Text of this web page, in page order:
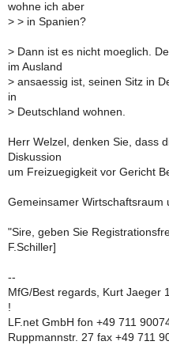
wohne ich aber
> > in Spanien?
> Dann ist es nicht moeglich.
im Ausland
> ansaessig ist, seinen Sitz in
in
> Deutschland wohnen.
Herr Welzel, denken Sie, dass
Diskussion
um Freizuegigkeit vor Gericht
Gemeinsamer Wirtschaftsraum
"Sire, geben Sie
F.Schiller]
--
MfG/Best regards, Kurt Jaeger
!
LF.net GmbH fon +49 711
Ruppmannstr. 27 fax +49 711